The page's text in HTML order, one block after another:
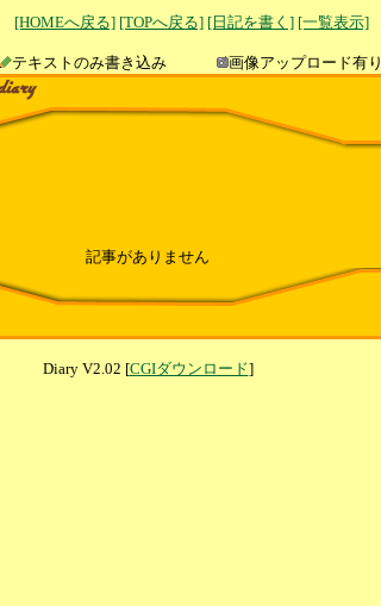
[HOMEへ戻る] [TOPへ戻る] [日記を書く] [一覧表示]
テキストのみ書き込み
画像アップロード有り
記事がありません
Diary V2.02 [CGIダウンロード]